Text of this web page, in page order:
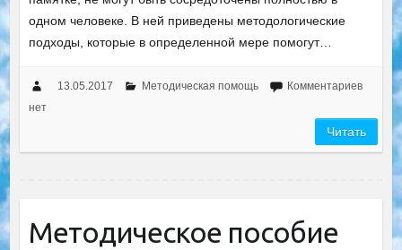
одном человеке. В ней приведены методологические
подходы, которые в определенной мере помогут…
13.05.2017 Методическая помощь
Комментариев
нет
Читать
Методическое пособие